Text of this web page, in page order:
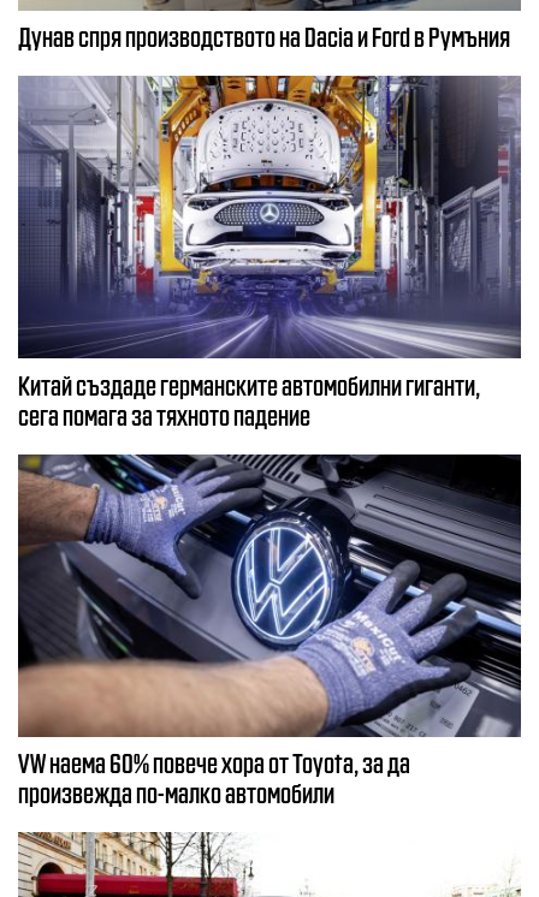
Дунав спря производството на Dacia и Ford в Румъния
Китай създаде германските автомобилни гиганти,
сега помага за тяхното падение
VW наема 60% повече хора от Toyota, за да
произвежда по-малко автомобили